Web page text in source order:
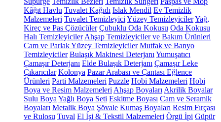
Kâğıt Havlu Tuvalet Kağıdı Islak Mendil Ev Temizlik
Malzemeleri Tuvalet Temizleyici Yüzey TemizleyicilerYağ,
Kireç ve Pas Çözücüler Çubuklu Oda Kokusu Oda Kokusu
Halı Temizleyiciler Ahşap Temizleyiciler ve Bakım Ürünleri
Cam ve Parlak Yüzey Temizleyiciler Mutfak ve Banyo
Temizleyiciler Bulaşık Makinesi Deterjanı Yumuşatıcı
Çamaşır Deterjanı Elde Bulaşık Deterjanı Çamaşır Leke
Çıkarıcılar Kolonya Pazar Arabası ve Çantası Eğlence
Ürünleri Parti Malzemeleri Puzzle Hobi Malzemeleri Hobi
Boya ve Resim Malzemeleri Ahşap Boyaları Akrilik Boyalar
Sulu Boya Yağlı Boya Seti Eskitme Boyası Cam ve Seramik
Boyaları Metalik Boya Şövale Kumaş Boyaları Resim Fırçası
ve Rulosu Tuval El İşi & Tekstil Malzemeleri Örgü İpi Güpür